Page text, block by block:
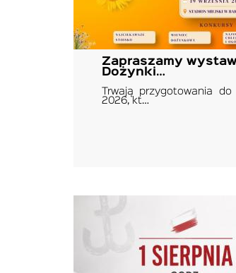
Zapraszamy
Dożynki…
Trwają przygotowania do
2026, kt…